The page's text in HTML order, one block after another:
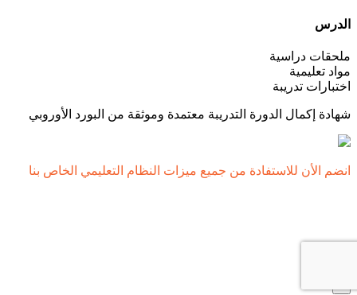
الدرس
ملحقات دراسية
مواد تعليمية
اختبارات تدريبة
شهادة إكمال الدورة التدريبة معتمدة وموثقة من البورد الأوروبي
انضم الأن للاستفادة من جميع ميزات النظام التعليمي الخاص بنا